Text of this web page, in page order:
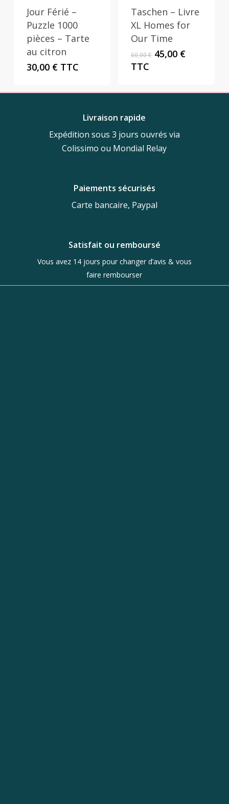
Jour Férié –
Puzzle 1000
pièces – Tarte
au citron
30,00 € TTC
Taschen – Livre
XL Homes for
Our Time
60,00€ Le
45,00 €Le
TTC
Livraison rapide
Expédition sous 3 jours ouvrés via
Colissimo ou Mondial Relay
Paiements sécurisés
Carte bancaire, Paypal
Satisfait ou remboursé
Vous avez 14 jours pour changer d’avis & vous
faire rembourser